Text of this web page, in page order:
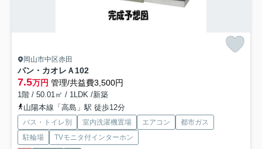
岡山市中区赤田
パン・カオレＡ 102
7.5万円 管理/共益費3,500円
1階 / 50.01㎡ / 1LDK /新築
山陽本線「高島」駅 徒歩12分
バス・トイレ別 室内洗濯機置場 エアコン
都市ガス
駐輪場
TVモニタ付インターホン